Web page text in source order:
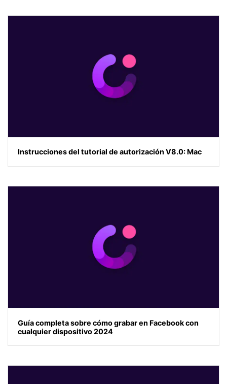
Instrucciones del tutorial de autorización V8.0: Mac
Guía completa sobre cómo grabar en Facebook con
cualquier dispositivo 2024